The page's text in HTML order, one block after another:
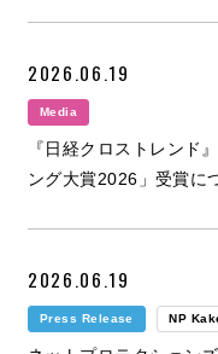
2026.06.19
Media
『日経クロストレンド
ング大賞2026」受賞に
2026.06.19
Press Release NP